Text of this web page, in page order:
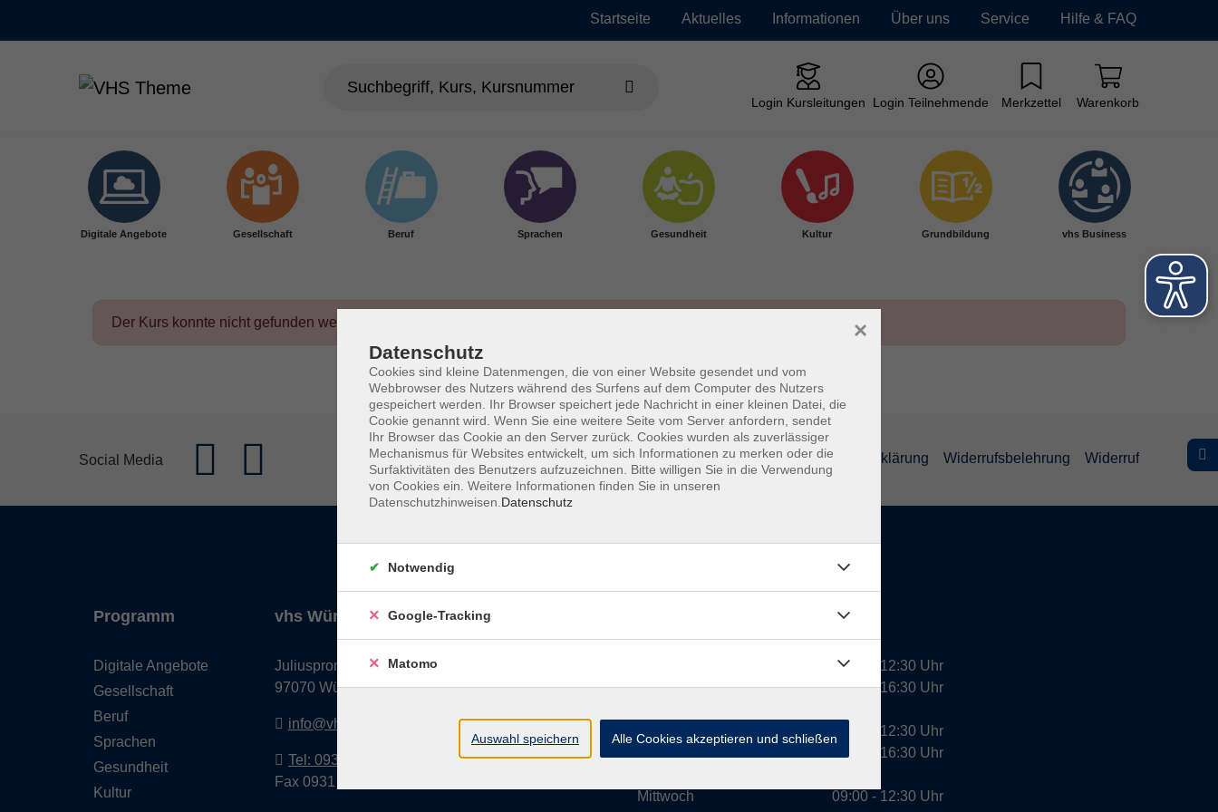
Startseite Aktuelles Informationen Über uns Service Hilfe & FAQ
Login Kursleitungen Login Teilnehmende Merkzettel Warenkorb
Digitale Angebote Gesellschaft Beruf Sprachen Gesundheit Kultur Grundbildung vhs Business
Der Kurs konnte nicht gefunden werden.
Social Media Impressum AGBs Datenschutzerklärung Barrierefreiheitserklärung Widerrufsbelehrung Widerruf
Programm
Digitale Angebote
Gesellschaft
Beruf
Sprachen
Gesundheit
Kultur
vhs Würzburg & Umgebung e. V.
Juliuspromenade 68
97070 Würzburg
info@vhs-wuerzburg.de
Tel: 0931 35593 0
Fax 0931 35593-20
Dienstag
Mittwoch
09:00 - 12:30 Uhr
13:00 - 16:30 Uhr
10:00 - 12:30 Uhr
13:00 - 16:30 Uhr
09:00 - 12:30 Uhr
Datenschutz
Cookies sind kleine Datenmengen, die von einer Website gesendet und vom
Webbrowser des Nutzers während des Surfens auf dem Computer des Nutzers
gespeichert werden. Ihr Browser speichert jede Nachricht in einer kleinen Datei, die
Cookie genannt wird. Wenn Sie eine weitere Seite vom Server anfordern, sendet
Ihr Browser das Cookie an den Server zurück. Cookies wurden als zuverlässiger
Mechanismus für Websites entwickelt, um sich Informationen zu merken oder die
Surfaktivitäten des Benutzers aufzuzeichnen. Bitte willigen Sie in die Verwendung
von Cookies ein. Weitere Informationen finden Sie in unseren
Datenschutzhinweisen. Datenschutz
×
Notwendig
Google-Tracking
Matomo
Auswahl speichern Alle Cookies akzeptieren und schließen